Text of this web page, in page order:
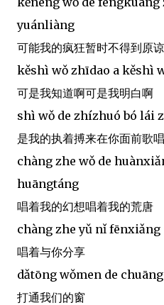
yuánliàng
可能我的疯狂暂时不得到原谅
kěshì wǒ zhīdao a kěshì
可是我知道啊可是我明白啊
shì wǒ de zhízhuó bó lái
是我的执着搏来在你面前歌唱
chàng zhe wǒ de
huāngtáng
唱着我的幻想唱着我的荒唐
chàng zhe yǔ nǐ fēnxiǎng
唱着与你分享
dǎtōng wǒmen de chuāng
打通我们的窗